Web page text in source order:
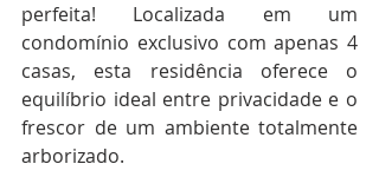
perfeita! Localizada em um
condomínio exclusivo com apenas 4
casas, esta residência oferece o
equilíbrio ideal entre privacidade e o
frescor de um ambiente totalmente
arborizado.